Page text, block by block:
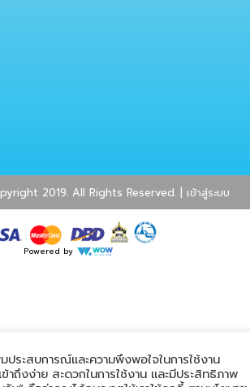
ประสบการณ์และความพึงพอใจในการใช้งาน
ข้าถึงง่าย สะดวกในการใช้งาน และมีประสิทธิภาพ
2019. All Rights Reserved. | เข้าสู่ระบบ
Powered by